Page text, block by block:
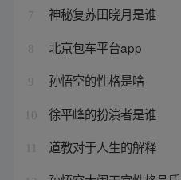
7 神秘复苏田晓月是谁
8 北京包车平台app
9 孙悟空的性格是啥
10 徐平峰的扮演者是谁
道教对于人生的解释